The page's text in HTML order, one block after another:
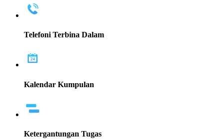
Telefoni Terbina Dalam
Kalendar Kumpulan
Ketergantungan Tugas